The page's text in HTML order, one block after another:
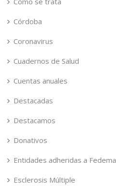
Córdoba
Coronavirus
Cuadernos de Salud
Cuentas anuales
Destacadas
Destacamos
Donativos
Entidades adheridas a Fedema
Esclerosis Múltiple